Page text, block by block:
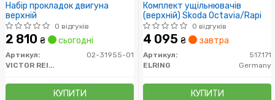
Набір прокладок двигуна
верхній
0 відгуків
2 810 ₴ сьогодні
Артикул:
02-31955-01
VICTOR REINZ
КУПИТИ
Комплект ущільнювачів
(верхній) Skoda Octavia/Rapi
0 відгуків
4 095 ₴ завтра
Артикул:
517.171
ELRING
Germany
КУПИТИ